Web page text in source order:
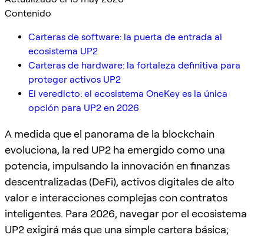
Contenido
Carteras de software: la puerta de entrada al
ecosistema UP2
Carteras de hardware: la fortaleza definitiva para
proteger activos UP2
El veredicto: el ecosistema OneKey es la única
opción para UP2 en 2026
A medida que el panorama de la blockchain
evoluciona, la red UP2 ha emergido como una
potencia, impulsando la innovación en finanzas
descentralizadas (DeFi), activos digitales de alto
valor e interacciones complejas con contratos
inteligentes. Para 2026, navegar por el ecosistema
UP2 exigirá más que una simple cartera básica;